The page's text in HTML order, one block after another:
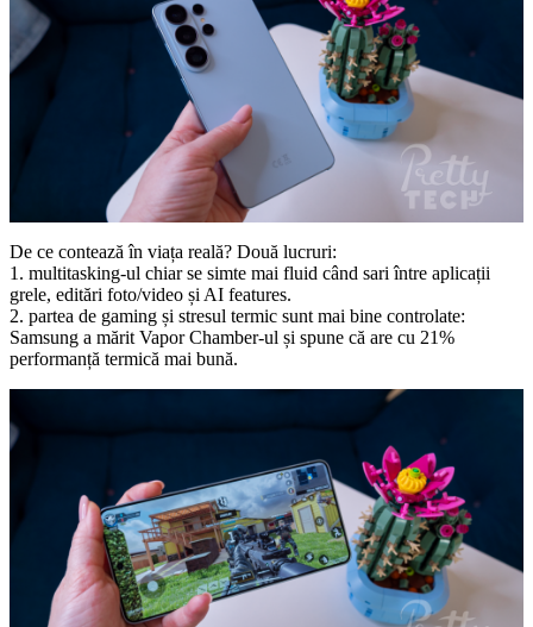
De ce contează în viața reală? Două lucruri:
1. multitasking-ul chiar se simte mai fluid când sari între aplicații
grele, editări foto/video și AI features.
2. partea de gaming și stresul termic sunt mai bine controlate:
Samsung a mărit Vapor Chamber-ul și spune că are cu 21%
performanță termică mai bună.